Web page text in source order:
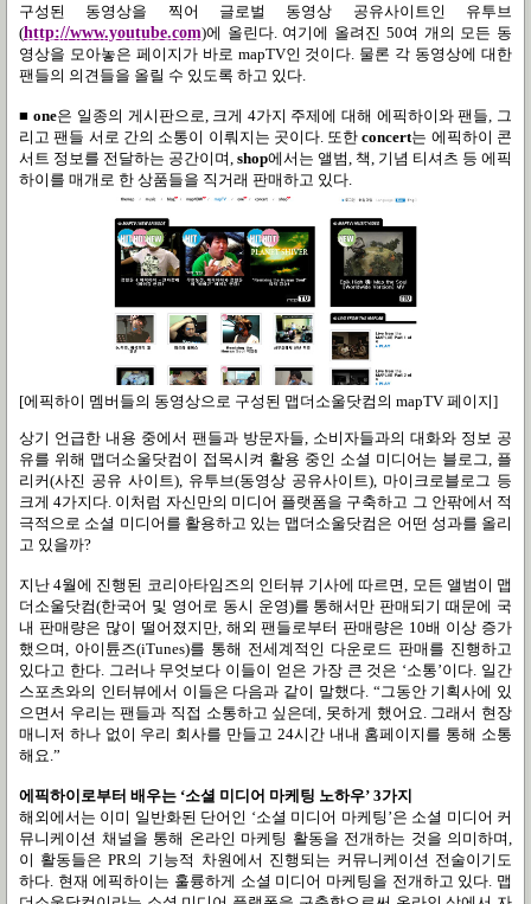
구성된 동영상을 찍어 글로벌 동영상 공유사이트인 유투브
(http://www.youtube.com)에 올린다. 여기에 올려진 50여 개의 모든 동
영상을 모아놓은 페이지가 바로 mapTV인 것이다 물론 각 동영상에 대한
팬들의 의견들을 올릴 수 있도록 하고 있다
■one은 일종의 게시판으로 크게 4가지 주제에 대해 에픽하이와 팬들
그
리고 팬들 서로 간의 소통이 이뤄지는 곳이다. 또한concert는 에픽하이 콘
서트 정보를 전달하는 공간이며 shop에서는 앨범 책 기념 티셔츠 등 에픽
하이를 매개로 한 상품들을 직거래 판매하고 있다
[에픽하이 멤버들의 동영상으로 구성된 맵더소울닷컴의 mapTV 페이지]
상기 언급한 내용 중에서 팬들과 방문자들, 소비자들과의 대화와 정보 공
유를 위해 맵더소울닷컴이 접목시켜 활용 중인 소셜 미디어는 블로그, 플
리커(사진 공유 사이트), 유투브(동영상 공유사이트), 마이크로블로그 등
크게 4가지다. 이처럼 자신만의 미디어 플랫폼을 구축하고 그 안팎에서 적
극적으로 소셜 미디어를 활용하고 있는 맵더소울닷컴은 어떤 성과를 올리
고 있을까?
지난 4월에 진행된 코리아타임즈의 인터뷰 기사에 따르면, 모든 앨범이 맵
더소울닷컴(한국어 및 영어로 동시 운영)를 통해서만 판매되기 때문에 국
내 판매량은 많이 떨어졌지만, 해외 팬들로부터 판매량은 10배 이상 증가
했으며, 아이튠즈(iTunes)를 통해 전세계적인 다운로드 판매를 진행하고
있다고 한다. 그러나 무엇보다 이들이 얻은 가장 큰 것은 ‘소통’이다. 일간
스포츠와의 인터뷰에서 이들은 다음과 같이 말했다. “그동안 기획사에 있
으면서 우리는 팬들과 직접 소통하고 싶은데, 못하게 했어요. 그래서 현장
매니저 하나 없이 우리 회사를 만들고 24시간 내내 홈페이지를 통해 소통
해요.”
에픽하이로부터 배우는 ‘소셜 미디어 마케팅 노하우’ 3가지
해외에서는 이미 일반화된 단어인 ‘소셜 미디어 마케팅 ’은 소셜 미디어 커
뮤니케이션 채널을 통해 온라인 마케팅 활동을 전개하는 것을 의미하며,
이 활동들은PR의 기능적 차원에서 진행되는 커뮤니케이션 전술이기도
하다. 현재 에픽하이는 훌륭하게 소셜 미디어 마케팅을 전개하고 있다. 맵